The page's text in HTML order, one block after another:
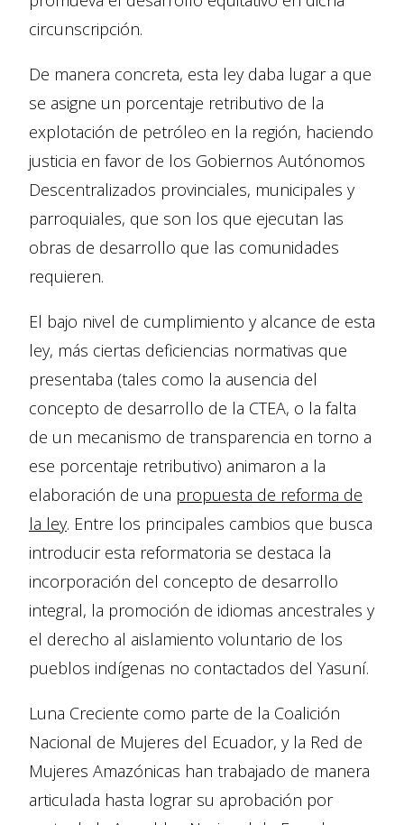
circunscripción.
De manera concreta, esta ley daba lugar a que
se asigne un porcentaje retributivo de la
explotación de petróleo en la región, haciendo
justicia en favor de los Gobiernos Autónomos
Descentralizados provinciales, municipales y
parroquiales, que son los que ejecutan las
obras de desarrollo que las comunidades
requieren.
El bajo nivel de cumplimiento y alcance de esta
ley, más ciertas deficiencias normativas que
presentaba (tales como la ausencia del
concepto de desarrollo de la CTEA, o la falta
de un mecanismo de transparencia en torno a
ese porcentaje retributivo) animaron a la
elaboración de una propuesta de reforma de
la ley. Entre los principales cambios que busca
introducir esta reformatoria se destaca la
incorporación del concepto de desarrollo
integral, la promoción de idiomas ancestrales y
el derecho al aislamiento voluntario de los
pueblos indígenas no contactados del Yasuní.
Luna Creciente como parte de la Coalición
Nacional de Mujeres del Ecuador, y la Red de
Mujeres Amazónicas han trabajado de manera
articulada hasta lograr su aprobación por